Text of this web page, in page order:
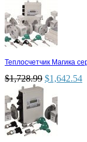
Теплосчетчик Магика
$1,728.99 $1,642.54